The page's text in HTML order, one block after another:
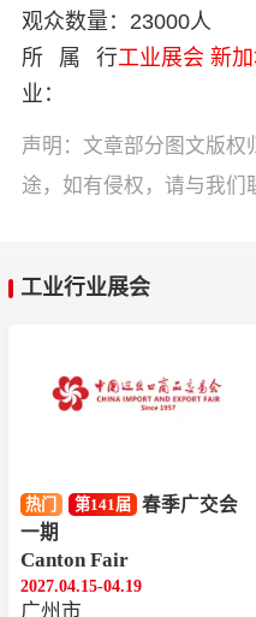
观众数量： 23000人
所属行
业：
工业展会 新
声明：文章部分图文版权
途，如有侵权，请与我们
工业行业展会
热门 第141届
春季广交会
一期
Canton Fair
2027.04.15-04.19
广州市